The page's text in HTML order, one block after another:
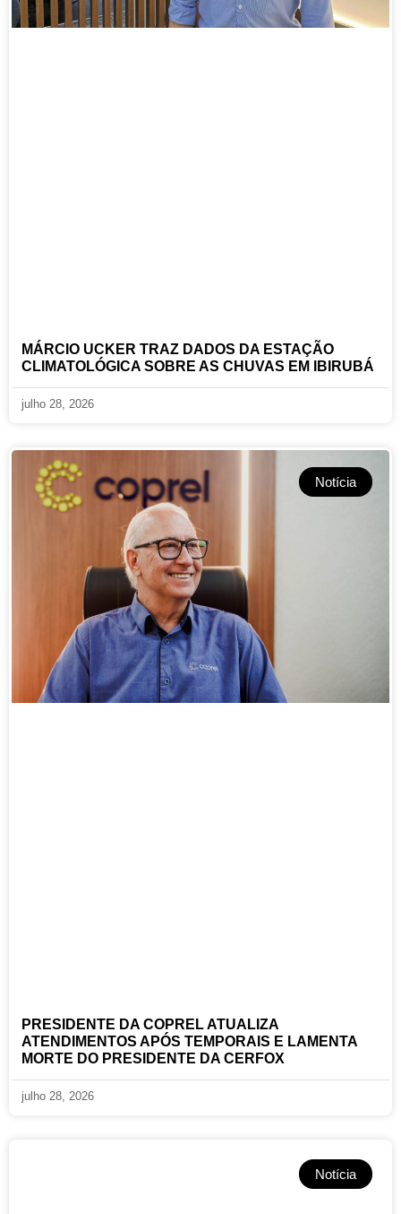
MÁRCIO UCKER TRAZ DADOS DA ESTAÇÃO
CLIMATOLÓGICA SOBRE AS CHUVAS EM IBIRUBÁ
julho 28, 2026
Notícia
PRESIDENTE DA COPREL ATUALIZA
ATENDIMENTOS APÓS TEMPORAIS E LAMENTA
MORTE DO PRESIDENTE DA CERFOX
julho 28, 2026
Notícia